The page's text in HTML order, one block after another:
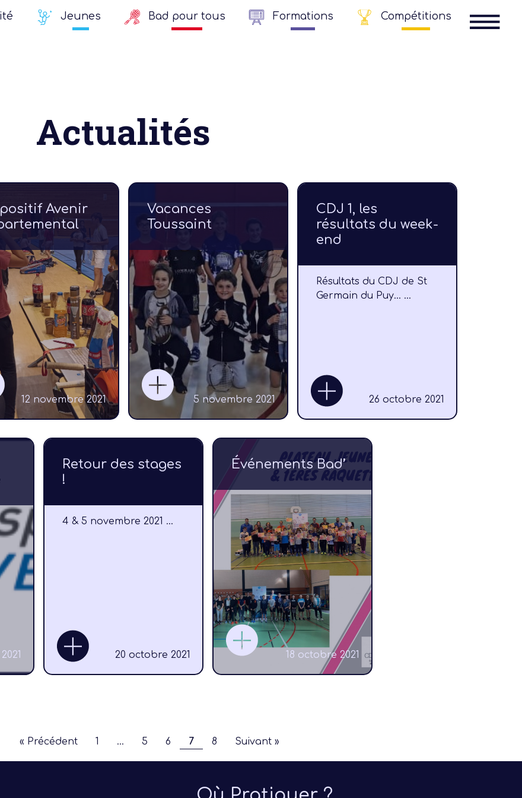
Jeunes Bad pour tous Formations Compétitions
Actualités
Avenir
12 novembre 2021
Vacances
Toussaint
5 novembre 2021
CDJ 1, les
résultats du week-
end
Résultats du CDJ de St
Germain du Puy... ...
26 octobre 2021
Retour des stages
!
4 & 5 novembre 2021 ...
20 octobre 2021
Événements Bad’
18 octobre 2021
« Précédent 1 … 5 6 7 8 Suivant »